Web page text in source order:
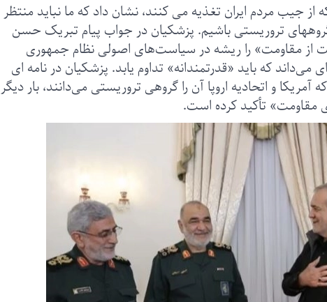
جیب مردم ایران تغذیه می کنند، نشان داد که ما نباید منتظر
تروریستی باشیم. پزشکیان در جواب پیام تبریک حسن
از مقاومت» را ریشه در سیاست‌های اصولی نظام جمهوری
که باید «قدرتمندانه» تداوم یابد. پزشکیان در نامه ای
و اتحادیه اروپا آن را گروهی تروریستی می‌دانند، بار دیگر
مقاومت» تأکید کرده است.